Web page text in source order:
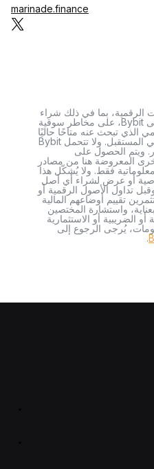
marinade.finance
الرقمية، بما في ذلك شراء
وغيرها من الأصول الرقمية على Bybit، على مخاطر سوقية
الذي تبحث عنه متاحًا حاليًا
على Bybit، فقد يصبح متاحًا في المستقبل. ولا تتحمل Bybit
ويتم الحصول على
المعروضة هنا من مصادر
فقط. ولا يُشكّل هذا
أو عرض لشراء أي أصل
تداول الأصول الرقمية أو
تقييم أوضاعهم المالية
واستشارة المختصين
أو الضريبية أو الاستثمارية
يُرجى الرجوع إلى
.